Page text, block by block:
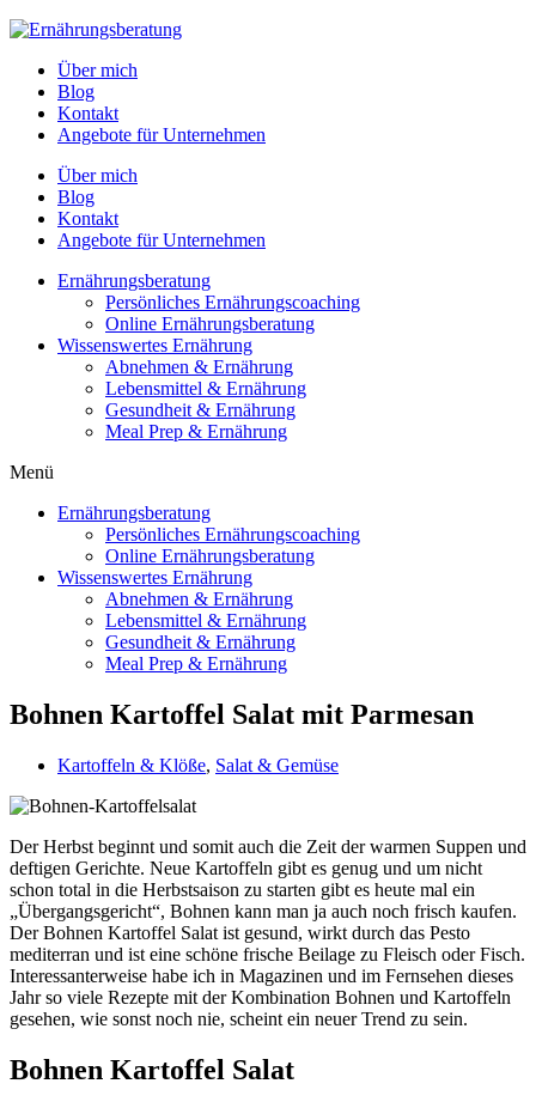
Über mich
Blog
Kontakt
Angebote für Unternehmen
Über mich
Blog
Kontakt
Angebote für Unternehmen
Ernährungsberatung
Persönliches Ernährungscoaching
Online Ernährungsberatung
Wissenswertes Ernährung
Abnehmen & Ernährung
Lebensmittel & Ernährung
Gesundheit & Ernährung
Meal Prep & Ernährung
Menü
Ernährungsberatung
Persönliches Ernährungscoaching
Online Ernährungsberatung
Wissenswertes Ernährung
Abnehmen & Ernährung
Lebensmittel & Ernährung
Gesundheit & Ernährung
Meal Prep & Ernährung
Bohnen Kartoffel Salat mit Parmesan
Kartoffeln & Klöße, Salat & Gemüse
Der Herbst beginnt und somit auch die Zeit der warmen Suppen und
deftigen Gerichte. Neue Kartoffeln gibt es genug und um nicht
schon total in die Herbstsaison zu starten gibt es heute mal ein
„Übergangsgericht“, Bohnen kann man ja auch noch frisch kaufen.
Der Bohnen Kartoffel Salat ist gesund, wirkt durch das Pesto
mediterran und ist eine schöne frische Beilage zu Fleisch oder Fisch.
Interessanterweise habe ich in Magazinen und im Fernsehen dieses
Jahr so viele Rezepte mit der Kombination Bohnen und Kartoffeln
gesehen, wie sonst noch nie, scheint ein neuer Trend zu sein.
Bohnen Kartoffel Salat